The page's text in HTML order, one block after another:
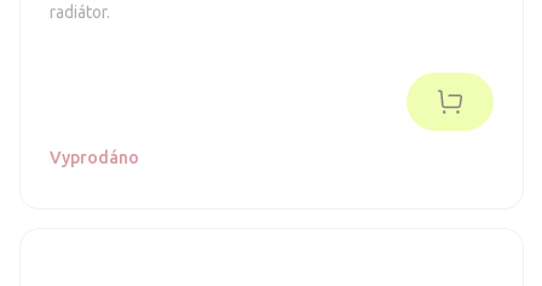
radiátor.
Vyprodáno